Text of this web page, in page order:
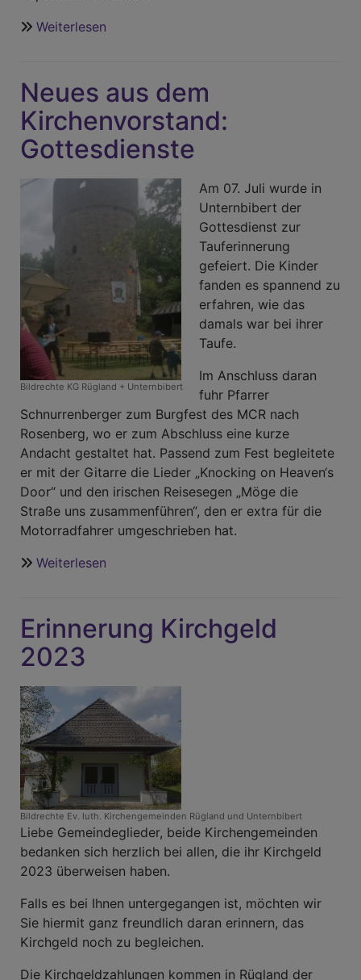
Weiterlesen
Neues aus dem
Kirchenvorstand:
Gottesdienste
Bildrechte KG Rügland + Unternbibert
Am 07. Juli wurde in
Unternbibert der
Gottesdienst zur
Tauferinnerung
gefeiert. Die Kinder
fanden es spannend zu
erfahren, wie das
damals war bei ihrer
Taufe.
Im Anschluss daran
fuhr Pfarrer
Schnurrenberger zum Burgfest des MCR nach
Rosenberg, wo er zum Abschluss eine kurze
Andacht gestaltet hat. Passend zum Fest begleitete
er mit der Gitarre die Lieder „Knocking on Heaven‘s
Door“ und den irischen Reisesegen „Möge die
Straße uns zusammenführen“, den er extra für die
Motorradfahrer umgeschrieben hat.
Weiterlesen
dem
Kirchenvorstand:
Erinnerung Kirchgeld
2023
Bildrechte Ev. luth. Kirchengemeinden Rügland und Unternbibert
Liebe Gemeindeglieder, beide Kirchengemeinden
bedanken sich herzlich bei allen, die ihr Kirchgeld
2023 überweisen haben.
Falls es bei Ihnen untergegangen ist, möchten wir
Sie hiermit ganz freundlich daran erinnern, das
Kirchgeld noch zu begleichen.
Die Kirchgeldzahlungen kommen in Rügland der